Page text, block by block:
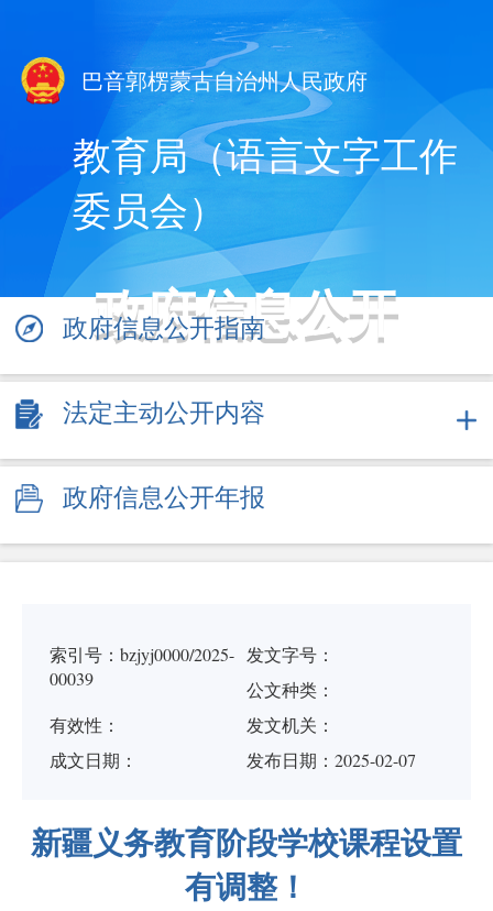
巴音郭楞蒙古自治州人民政府
教育局（语言文字工作
委员会）
政府信息公开
政府信息公开指南
法定主动公开内容
政府信息公开年报
索引号：bzjyj0000/2025-
00039
发文字号：
公文种类：
有效性：
发文机关：
成文日期：
发布日期：2025-02-07
新疆义务教育阶段学校课程设置
有调整！